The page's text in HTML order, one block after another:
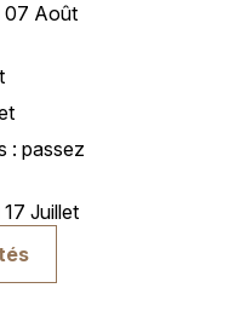
07 Août
: passez
Juillet